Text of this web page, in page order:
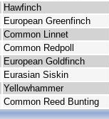
Hawfinch
European Greenfinch
Common Linnet
Common Redpoll
European Goldfinch
Eurasian Siskin
Yellowhammer
Common Reed Bunting